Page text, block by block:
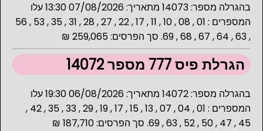
בהגרלה מספר: 14073 מתאריך: 07/08/2026 13:30 עלו
המספרים : 01 , 08 , 10 , 11 , 17 , 22 , 27 , 28 , 31 , 35 , 53 , 56
, 63 , 64 , 67 , 68 , 69. סך הפרסים: 259,065 ₪
הגרלת פיס 777 מספר 14072
בהגרלה מספר: 14072 מתאריך: 06/08/2026 19:30 עלו
המספרים : 01 , 04 , 07 , 13 , 15 , 17 , 19 , 29 , 33 , 35 , 42 ,
45 , 47 , 50 , 52 , 63 , 69. סך הפרסים: 187,710 ₪